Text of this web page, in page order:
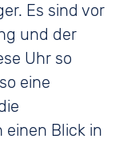
Es sind vor
und der
Uhr so
eine
einen Blick in